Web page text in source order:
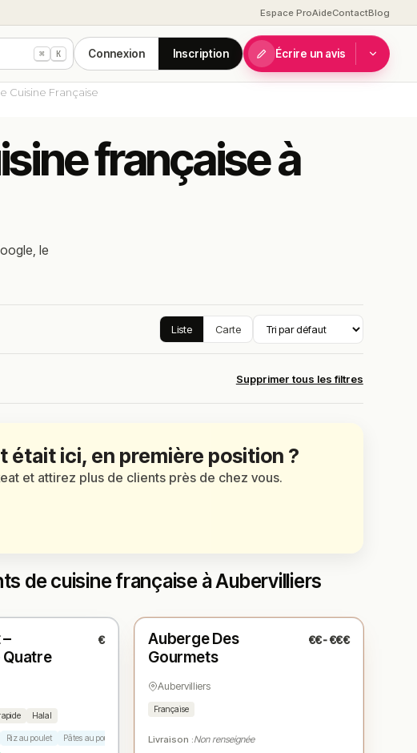
Espace ProAideContactBlog
⌘ K Connexion Inscription Écrire un avis
Cuisine Française
française à
le
Liste Carte
Supprimer tous les filtres
était ici, en première position ?
et attirez plus de clients près de chez vous.
de cuisine française à Aubervilliers
Quatre
€
Halal
Riz au poulet Pâtes au poulet Banane plantain
★ N° 3
Auberge Des
Gourmets
€€-€€€
Aubervilliers
Française
Livraison :Non renseignée